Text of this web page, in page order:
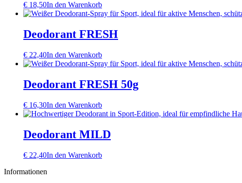
€ 18,50In den Warenkorb
Deodorant FRESH
€ 22,40In den Warenkorb
Deodorant FRESH 50g
€ 16,30In den Warenkorb
Deodorant MILD
€ 22,40In den Warenkorb
Informationen